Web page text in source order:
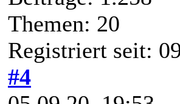
Themen: 20
Registriert seit:
#4